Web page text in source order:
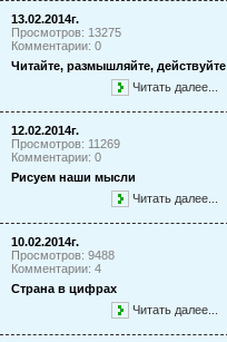
13.02.2014г.
Просмотров: 13275
Комментарии: 0
Читайте, размышляйте, действуйте
Читать далее...
12.02.2014г.
Просмотров: 11269
Комментарии: 0
Рисуем наши мысли
Читать далее...
10.02.2014г.
Просмотров: 9488
Комментарии: 4
Страна в цифрах
Читать далее...